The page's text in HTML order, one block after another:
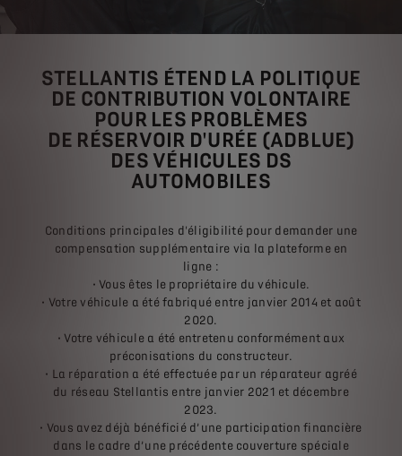
STELLANTIS ÉTEND LA POLITIQUE
DE CONTRIBUTION VOLONTAIRE
POUR LES PROBLÈMES
DE RÉSERVOIR D'URÉE (ADBLUE)
DES VÉHICULES DS
AUTOMOBILES
Conditions principales d'éligibilité pour demander une
compensation supplémentaire via la plateforme en
ligne :
• Vous êtes le propriétaire du véhicule.
• Votre véhicule a été fabriqué entre janvier 2014 et août
2020.
• Votre véhicule a été entretenu conformément aux
préconisations du constructeur.
• La réparation a été effectuée par un réparateur agréé
du réseau Stellantis entre janvier 2021 et décembre
2023.
• Vous avez déjà bénéficié d’une participation financière
dans le cadre d’une précédente couverture spéciale